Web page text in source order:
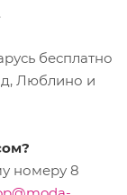
бесплатно
Люблино и
номеру 8